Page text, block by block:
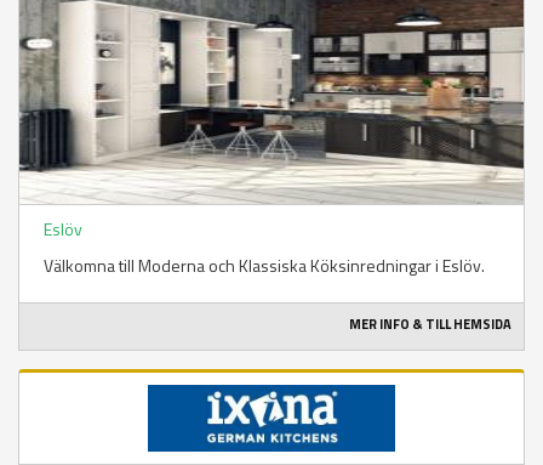
Eslöv
Välkomna till Moderna och Klassiska Köksinredningar i Eslöv.
MER INFO & TILL HEMSIDA